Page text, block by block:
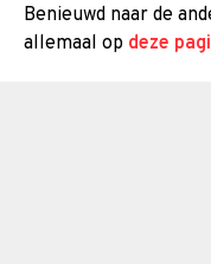
Benieuwd naar de
allemaal op deze